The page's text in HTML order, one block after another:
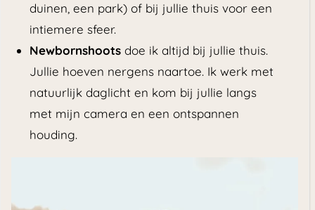
duinen, een park) of bij jullie thuis voor een
intiemere sfeer.
Newbornshootsdoe ik altijd bij jullie thuis.
Jullie hoeven nergens naartoe. Ik werk met
natuurlijk daglicht en kom bij jullie langs
met mijn camera en een ontspannen
houding.